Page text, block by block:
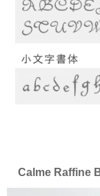
Calme Raffine